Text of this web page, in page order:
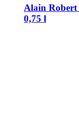
Alain Robert
0,75 l